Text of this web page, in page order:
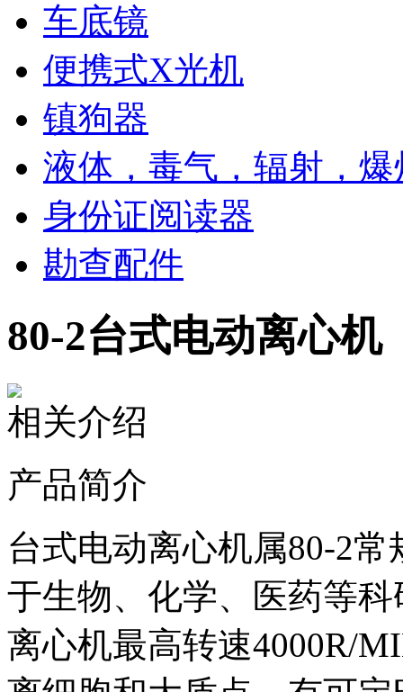
车底镜
便携式X光机
镇狗器
液体，毒气，辐射，
身份证阅读器
勘查配件
80-2台式电动离心机
相关介绍
产品简介
台式电动离心机属80-2
于生物、化学、医药等
离心机最高转速4000R/